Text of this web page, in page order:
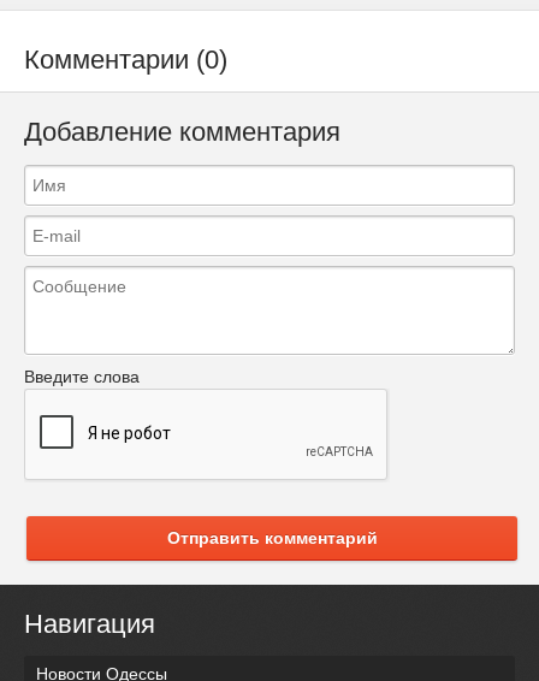
Комментарии (0)
Добавление комментария
Введите слова
Отправить комментарий
Навигация
Новости Одессы